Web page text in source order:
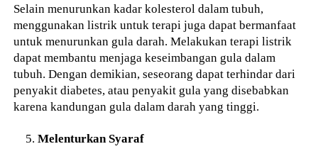
Selain menurunkan kadar kolesterol dalam tubuh,
menggunakan listrik untuk terapi juga dapat bermanfaat
untuk menurunkan gula darah. Melakukan terapi listrik
dapat membantu menjaga keseimbangan gula dalam
tubuh. Dengan demikian, seseorang dapat terhindar dari
penyakit diabetes, atau penyakit gula yang disebabkan
karena kandungan gula dalam darah yang tinggi.
Melenturkan Syaraf